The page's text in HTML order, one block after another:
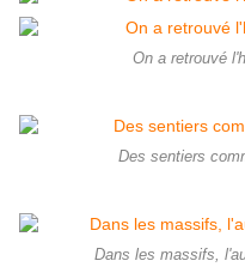
On a retrouvé
Des sentiers
Dans les massifs,